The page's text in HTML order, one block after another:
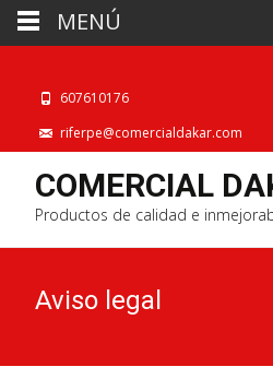
607610176
riferpe@comercialdakar.com
COMERCIAL
Productos de calidad e
Aviso legal
MENÚ